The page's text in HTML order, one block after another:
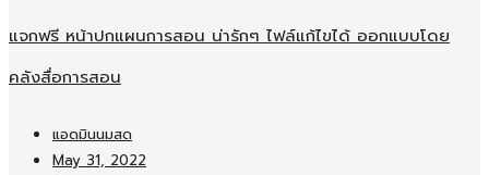
แจกฟรี หน้าปกแผนการสอน น่ารักๆ ไฟล์แก้ไขได้ ออกแบบโดย
คลังสื่อการสอน
แอดมินนมสด
May 31, 2022